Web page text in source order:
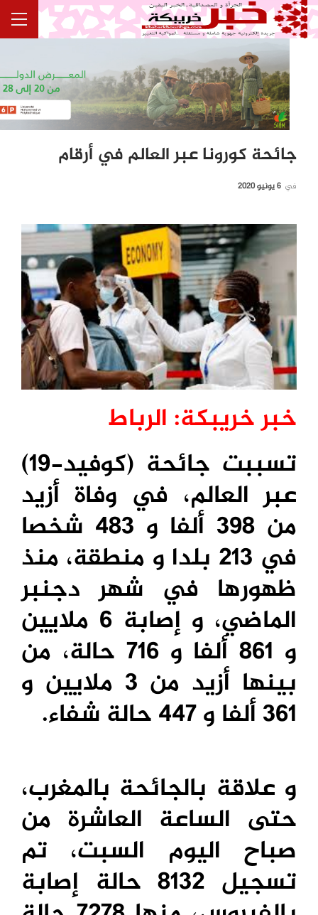
جائحة كورونا عبر العالم في أرقام
في 6 يونيو 2020
خبر خريبكة: الرباط
تسببت جائحة (كوفيد-19)
عبر العالم، في وفاة أزيد
من 398 ألفا و 483 شخصا
في 213 بلدا و منطقة، منذ
ظهورها في شهر دجنبر
الماضي، و إصابة 6 ملايين
و 861 ألفا و 716 حالة، من
بينها أزيد من 3 ملايين و
361 ألفا و 447 حالة شفاء.
و علاقة بالجائحة بالمغرب،
حتى الساعة العاشرة من
صباح اليوم السبت، تم
تسجيل 8132 حالة إصابة